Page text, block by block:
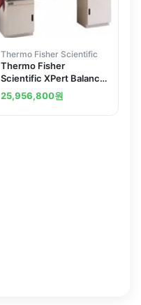
Thermo Fisher Scientific
Thermo Fisher
Scientific XPert Balance
Enclosures, Standard
Height: 96 in.W, 8ft.
25,956,800원